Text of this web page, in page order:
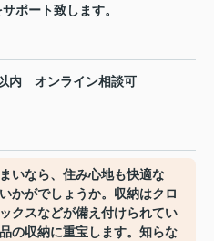
ポート致します。
内
オンライン相談可
いなら、住み心地も快適な
かがでしょうか。収納はクロ
クスなどが備え付けられてい
の収納に重宝します。知らな